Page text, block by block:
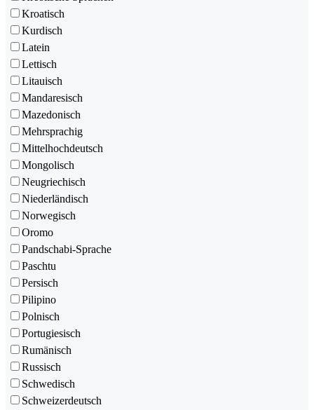
Kroatisch
Kurdisch
Latein
Lettisch
Litauisch
Mandaresisch
Mazedonisch
Mehrsprachig
Mittelhochdeutsch
Mongolisch
Neugriechisch
Niederländisch
Norwegisch
Oromo
Pandschabi-Sprache
Paschtu
Persisch
Pilipino
Polnisch
Portugiesisch
Rumänisch
Russisch
Schwedisch
Schweizerdeutsch